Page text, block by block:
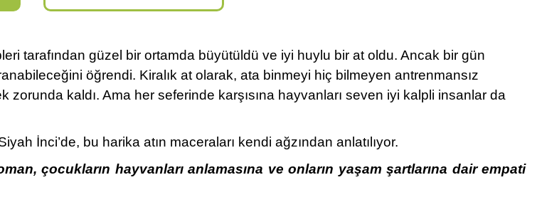
tarafından güzel bir ortamda büyütüldü ve iyi huylu bir at oldu. Ancak bir gün
öğrendi. Kiralık at olarak, ata binmeyi hiç bilmeyen antrenmansız
kaldı. Ama her seferinde karşısına hayvanları seven iyi kalpli insanlar da
İnci’de, bu harika atın maceraları kendi ağzından anlatılıyor.
çocukların hayvanları anlamasına ve onların yaşam şartlarına dair empati